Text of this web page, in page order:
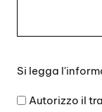
legga
l'informativa
Si legga l'
Autorizzo il